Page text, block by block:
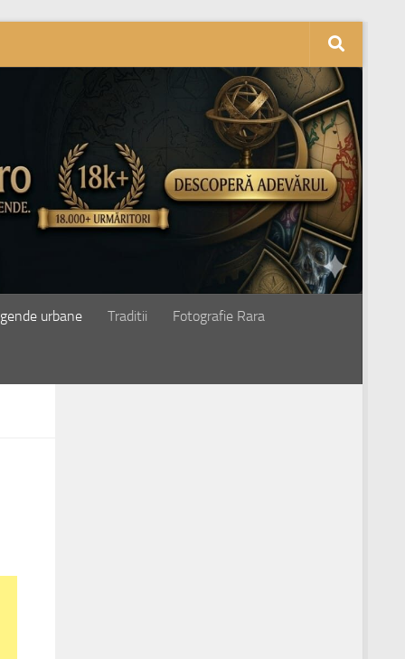
urbane Traditii Fotografie Rara